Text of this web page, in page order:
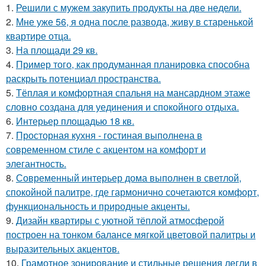
1. Решили с мужем закупить продукты на две недели.
2. Мне уже 56, я одна после развода, живу в старенькой
квартире отца.
3. На площади 29 кв.
4. Пример того, как продуманная планировка способна
раскрыть потенциал пространства.
5. Тёплая и комфортная спальня на мансардном этаже
словно создана для уединения и спокойного отдыха.
6. Интерьер площадью 18 кв.
7. Просторная кухня - гостиная выполнена в
современном стиле с акцентом на комфорт и
элегантность.
8. Современный интерьер дома выполнен в светлой,
спокойной палитре, где гармонично сочетаются комфорт,
функциональность и природные акценты.
9. Дизайн квартиры с уютной тёплой атмосферой
построен на тонком балансе мягкой цветовой палитры и
выразительных акцентов.
10. Грамотное зонирование и стильные решения легли в